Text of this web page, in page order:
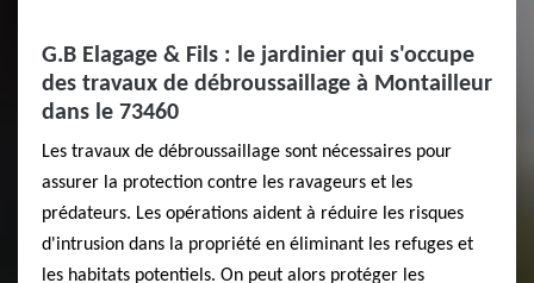
G.B Elagage & Fils : le jardinier qui s'occupe
des travaux de débroussaillage à Montailleur
dans le 73460
Les travaux de débroussaillage sont nécessaires pour
assurer la protection contre les ravageurs et les
prédateurs. Les opérations aident à réduire les risques
d'intrusion dans la propriété en éliminant les refuges et
les habitats potentiels. On peut alors protéger les